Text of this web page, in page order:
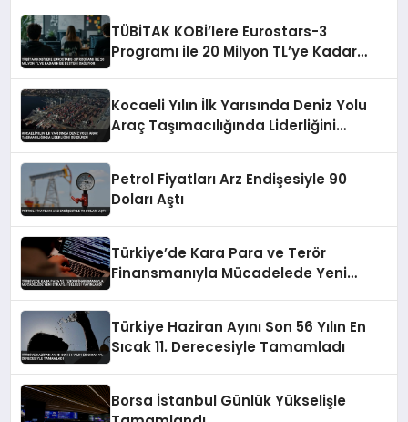
TÜBİTAK KOBİ’lere Eurostars-3
Programı ile 20 Milyon TL’ye Kadar
Kocaeli Yılın İlk Yarısında Deniz Yolu
Araç Taşımacılığında Liderliğini
Petrol Fiyatları Arz Endişesiyle 90
Doları Aştı
Türkiye’de Kara Para ve Terör
Finansmanıyla Mücadelede Yeni
Türkiye Haziran Ayını Son 56 Yılın En
Sıcak 11. Derecesiyle Tamamladı
Borsa İstanbul Günlük Yükselişle